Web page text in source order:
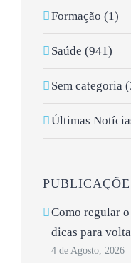
Formação (1)
Saúde (941)
Sem categoria
Últimas
Como regular
dicas para
4 de Agosto, 2026